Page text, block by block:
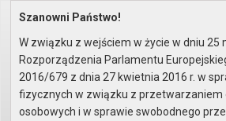
Home Organy Rada Miejska
Zgłoszone interpelacje i zapyt..
AAA
Szanowni Państwo!
W związku z wejściem w życie w dniu 25
Rozporządzenia Parlamentu
2016/679 z dnia 27 kwietnia 2016 r. w
fizycznych w związku z przetwarzaniem
osobowych i w sprawie swobodnego